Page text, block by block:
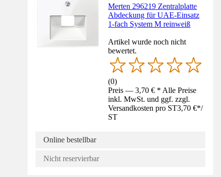
Merten 296219 Zentralplatte
Abdeckung für UAE-Einsatz
1-fach System M reinweiß
Artikel wurde noch nicht
bewertet.
(0)
Preis — 3,70 € * Alle Preise
inkl. MwSt. und ggf. zzgl.
Versandkosten pro ST3,70 €*/
ST
Online bestellbar
Nicht reservierbar